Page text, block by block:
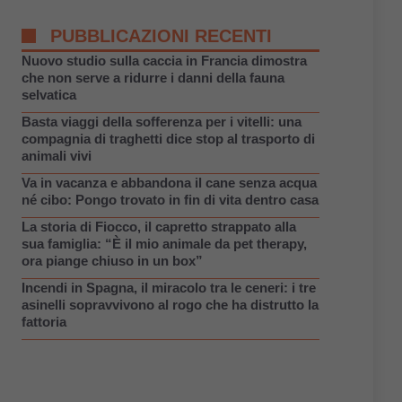
PUBBLICAZIONI RECENTI
Nuovo studio sulla caccia in Francia dimostra
che non serve a ridurre i danni della fauna
selvatica
Basta viaggi della sofferenza per i vitelli: una
compagnia di traghetti dice stop al trasporto di
animali vivi
Va in vacanza e abbandona il cane senza acqua
né cibo: Pongo trovato in fin di vita dentro casa
La storia di Fiocco, il capretto strappato alla
sua famiglia: “È il mio animale da pet therapy,
ora piange chiuso in un box”
Incendi in Spagna, il miracolo tra le ceneri: i tre
asinelli sopravvivono al rogo che ha distrutto la
fattoria